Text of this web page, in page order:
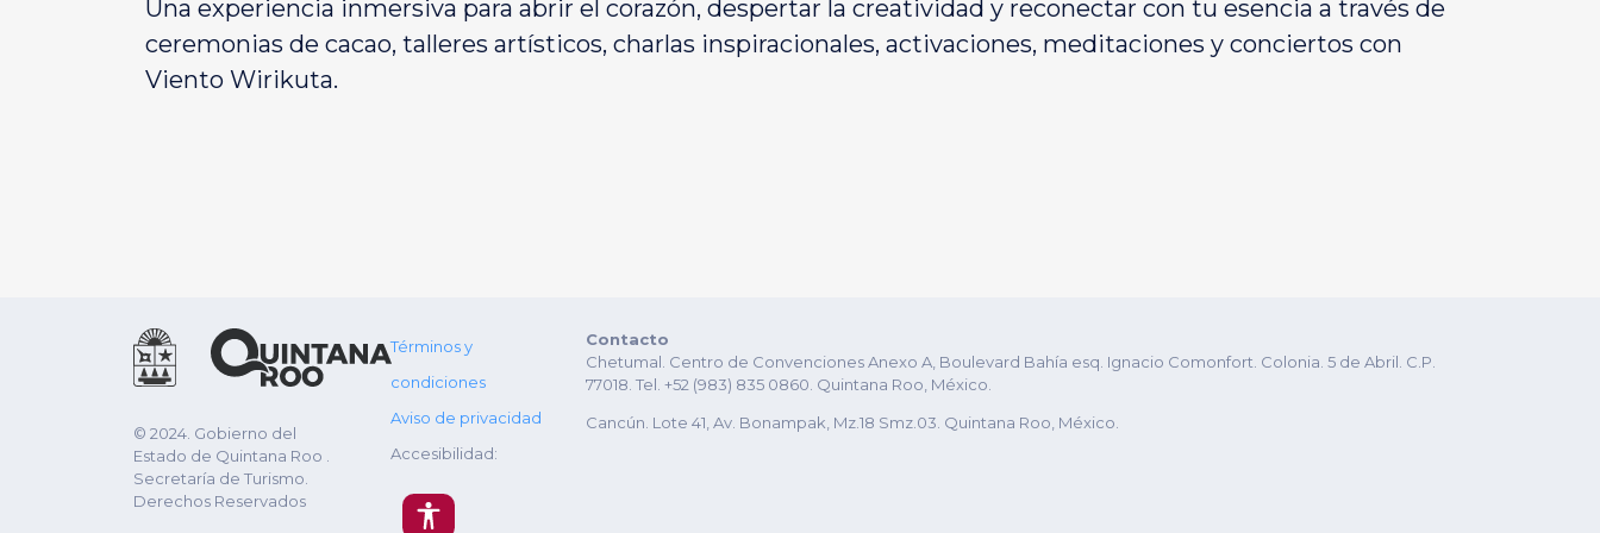
Una experiencia inmersiva para abrir el corazón, despertar la creatividad y reconectar con tu esencia a través de
ceremonias de cacao, talleres artísticos, charlas inspiracionales, activaciones, meditaciones y conciertos con
Viento Wirikuta.
© 2024. Gobierno del
Estado de Quintana Roo .
Secretaría de Turismo.
Derechos Reservados
Términos y
condiciones
Aviso de privacidad
Accesibilidad:
Contacto
Chetumal. Centro de Convenciones Anexo A, Boulevard Bahía esq. Ignacio Comonfort. Colonia. 5 de Abril. C.P.
77018. Tel. +52 (983) 835 0860. Quintana Roo, México.
Cancún. Lote 41, Av. Bonampak, Mz.18 Smz.03. Quintana Roo, México.